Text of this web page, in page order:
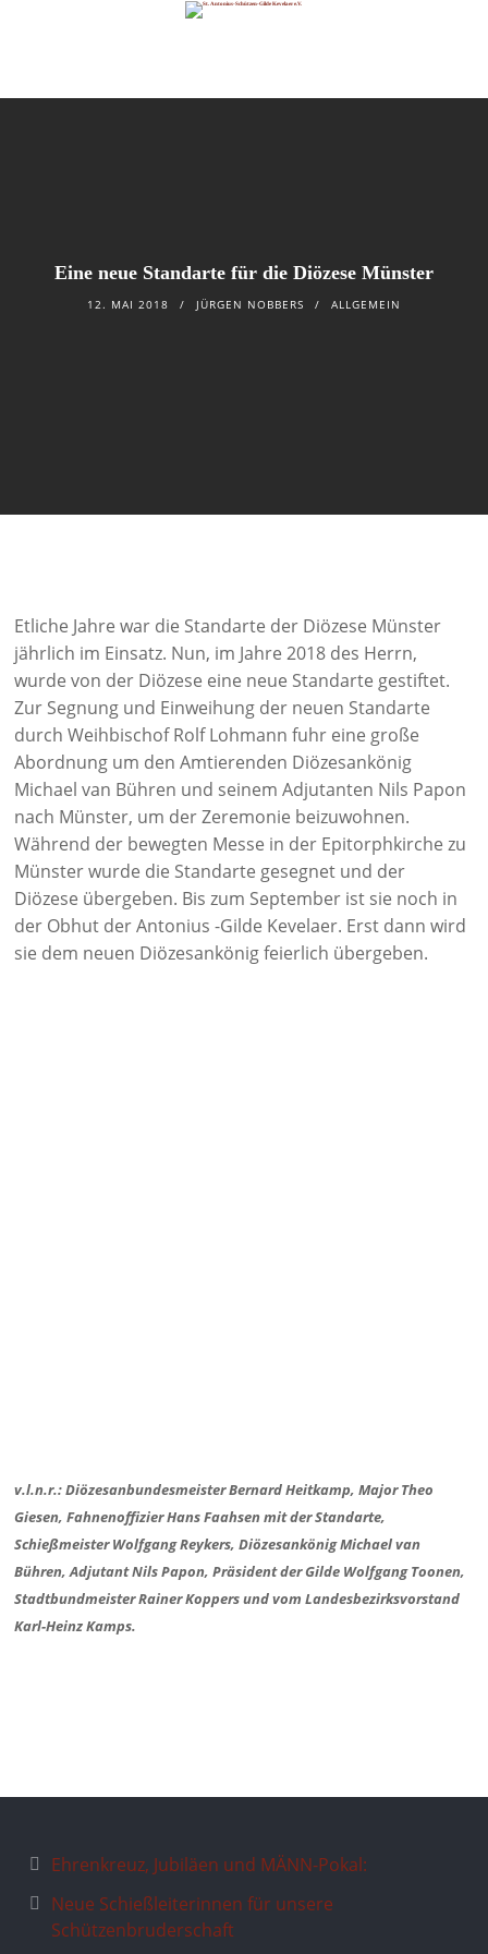
Eine neue Standarte für die Diözese Münster
12. MAI 2018 JÜRGEN NOBBERS ALLGEMEIN
Etliche Jahre war die Standarte der Diözese Münster
jährlich im Einsatz. Nun, im Jahre 2018 des Herrn,
wurde von der Diözese eine neue Standarte gestiftet.
Zur Segnung und Einweihung der neuen Standarte
durch Weihbischof Rolf Lohmann fuhr eine große
Abordnung um den Amtierenden Diözesankönig
Michael van Bühren und seinem Adjutanten Nils Papon
nach Münster, um der Zeremonie beizuwohnen.
Während der bewegten Messe in der Epitorphkirche zu
Münster wurde die Standarte gesegnet und der
Diözese übergeben. Bis zum September ist sie noch in
der Obhut der Antonius -Gilde Kevelaer. Erst dann wird
sie dem neuen Diözesankönig feierlich übergeben.
v.l.n.r.: Diözesanbundesmeister Bernard Heitkamp, Major Theo
Giesen, Fahnenoffizier Hans Faahsen mit der Standarte,
Schießmeister Wolfgang Reykers, Diözesankönig Michael van
Bühren, Adjutant Nils Papon, Präsident der Gilde Wolfgang Toonen,
Stadtbundmeister Rainer Koppers und vom Landesbezirksvorstand
Karl-Heinz Kamps.
Ehrenkreuz, Jubiläen und MÄNN-Pokal:
Neue Schießleiterinnen für unsere
Schützenbruderschaft